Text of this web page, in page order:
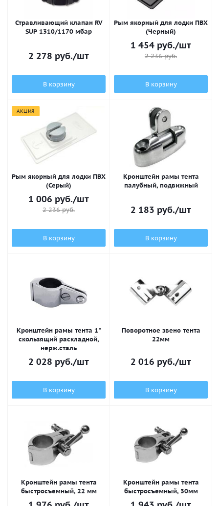
Стравливающий клапан RV
SUP 1310/1170 мбар
2 278 руб./шт
В корзину
Рым якорный для лодки ПВХ
(Черный)
1 454 руб./шт
2 236руб.
В корзину
АКЦИЯ
Рым якорный для лодки ПВХ
(Серый)
1 006 руб./шт
2 236руб.
В корзину
Кронштейн рамы тента
палубный, подвижный
2 183 руб./шт
В корзину
Кронштейн рамы тента 1"
скользящий раскладной,
нерж.сталь
2 028 руб./шт
В корзину
Поворотное звено тента
22мм
2 016 руб./шт
В корзину
Кронштейн рамы тента
быстросъемный, 22 мм
Кронштейн рамы тента
быстросъемный, 30мм